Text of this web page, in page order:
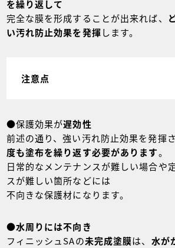
を繰り返して
完全な膜を形成することが出来れば、
い汚れ防止効果を発揮します。
注意点
●保護効果が遅効性
前述の通り、強い汚れ防止効果を発揮
度も塗布を繰り返す必要があります。
日常的なメンテナンスが難しい場合や
スが難しい箇所などには
不向きな保護材になります。
●水周りには不向き
フィニッシュSAの未完成塗膜は、 水が